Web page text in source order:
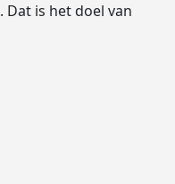
is het doel van